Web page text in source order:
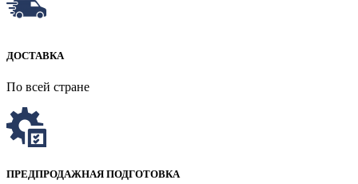
ДОСТАВКА
По всей стране
ПРЕДПРОДАЖНАЯ ПОДГОТОВКА